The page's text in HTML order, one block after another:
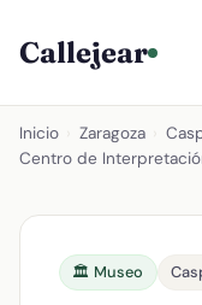
Callejear
Inicio Zaragoza
Centro de
🏛️ Museo